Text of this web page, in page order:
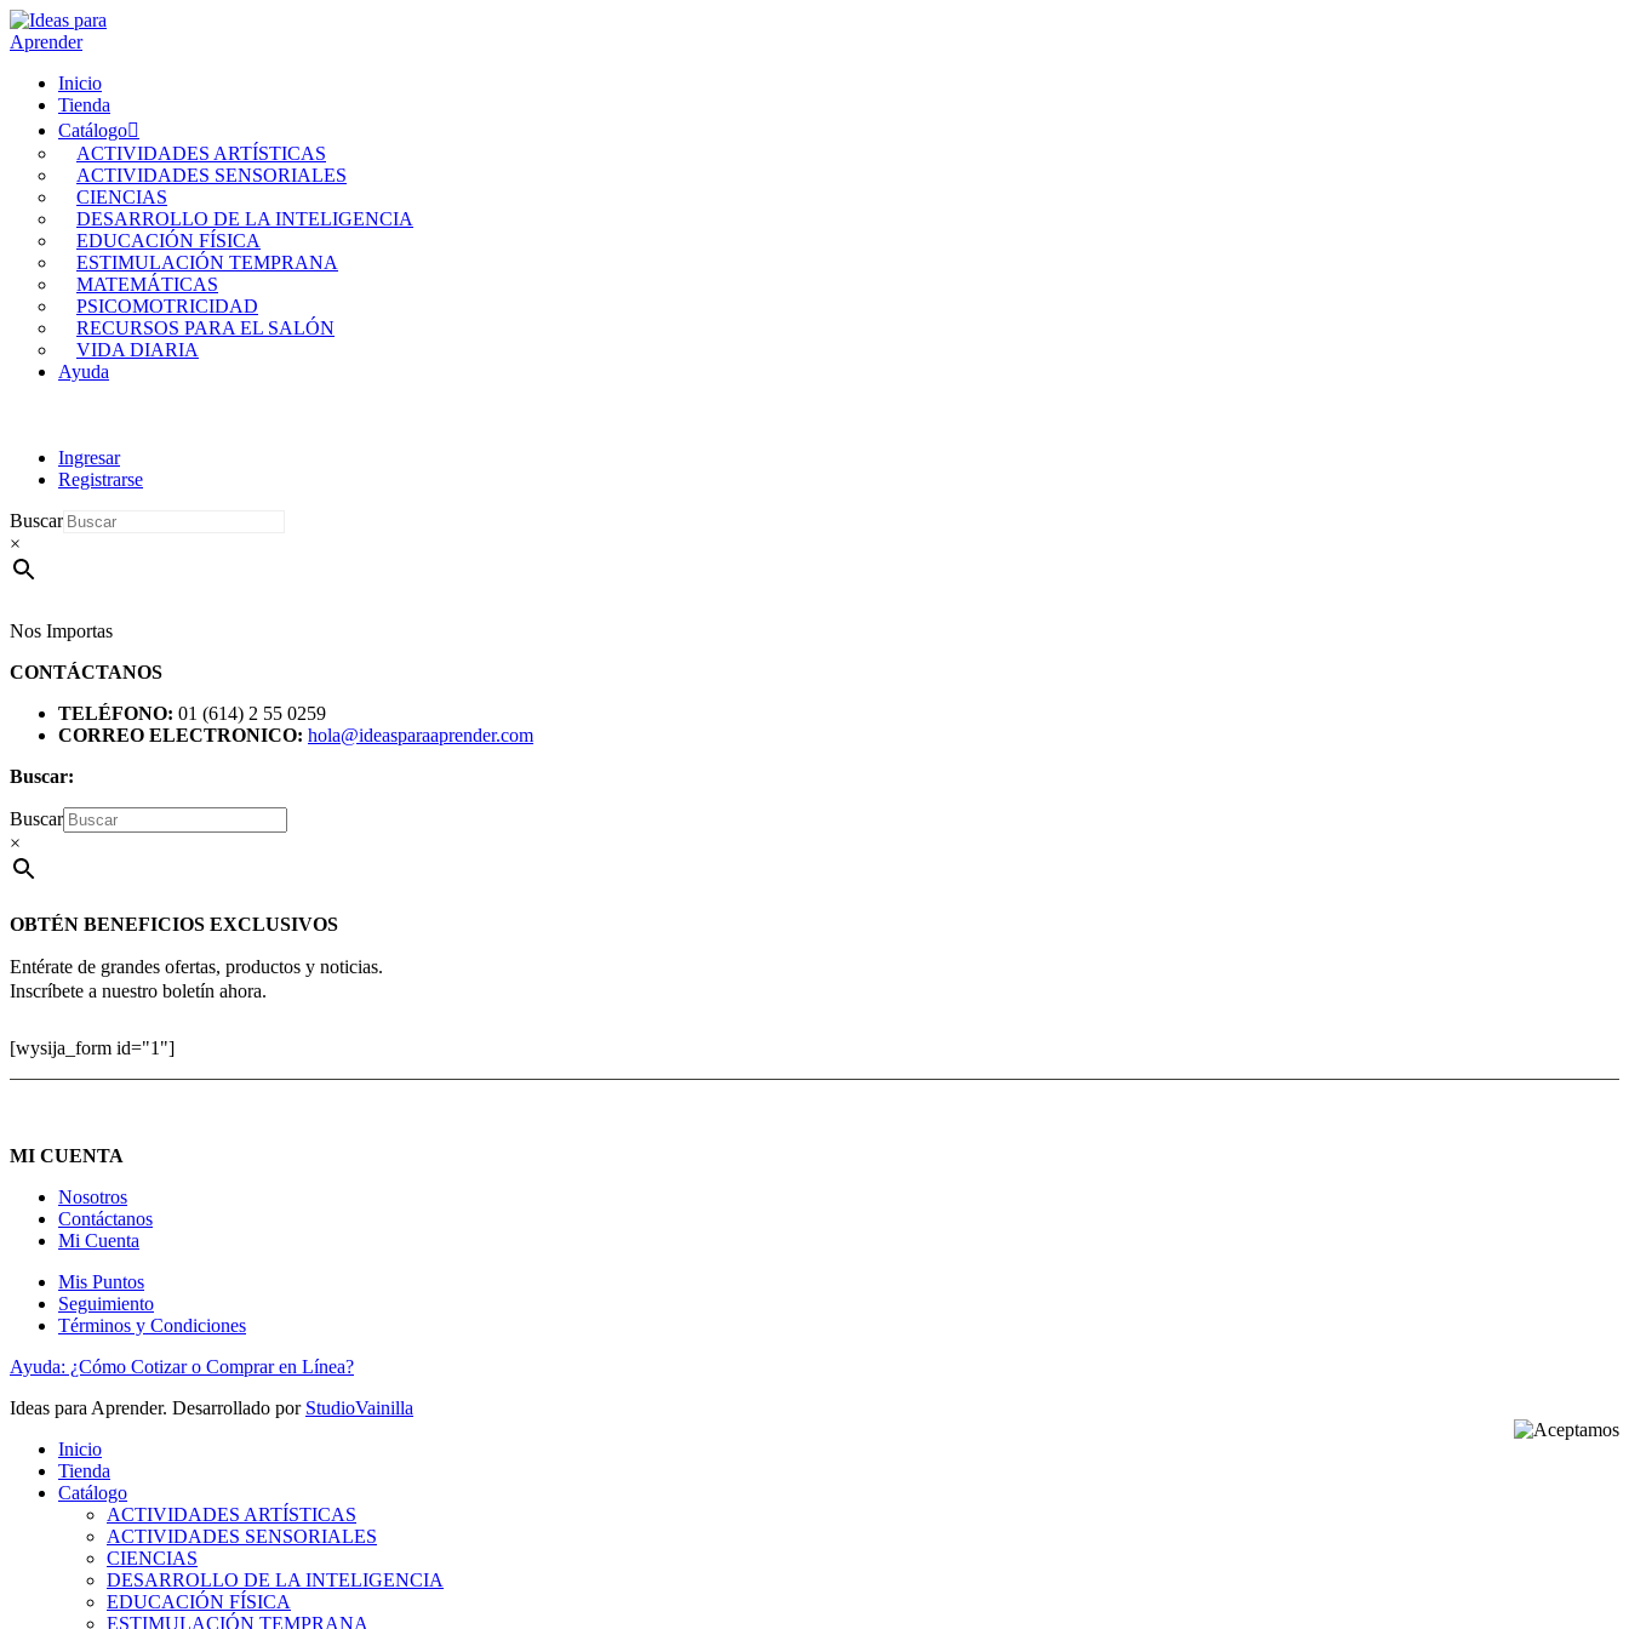
Inicio
Tienda
Catálogo
ACTIVIDADES ARTÍSTICAS
ACTIVIDADES SENSORIALES
CIENCIAS
DESARROLLO DE LA INTELIGENCIA
EDUCACIÓN FÍSICA
ESTIMULACIÓN TEMPRANA
MATEMÁTICAS
PSICOMOTRICIDAD
RECURSOS PARA EL SALÓN
VIDA DIARIA
Ayuda
Ingresar
Registrarse
Buscar
×
Nos Importas
CONTÁCTANOS
TELÉFONO: 01 (614) 2 55 0259
CORREO ELECTRONICO: hola@ideasparaaprender.com
Buscar:
Buscar
×
OBTÉN BENEFICIOS EXCLUSIVOS
Entérate de grandes ofertas, productos y noticias.
Inscríbete a nuestro boletín ahora.
[wysija_form id="1"]
MI CUENTA
Nosotros
Contáctanos
Mi Cuenta
Mis Puntos
Seguimiento
Términos y Condiciones
Ayuda: ¿Cómo Cotizar o Comprar en Línea?
Ideas para Aprender. Desarrollado por StudioVainilla
Inicio
Tienda
Catálogo
ACTIVIDADES ARTÍSTICAS
ACTIVIDADES SENSORIALES
CIENCIAS
DESARROLLO DE LA INTELIGENCIA
EDUCACIÓN FÍSICA
ESTIMULACIÓN TEMPRANA